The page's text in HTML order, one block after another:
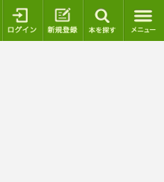
ログイン 新規登録